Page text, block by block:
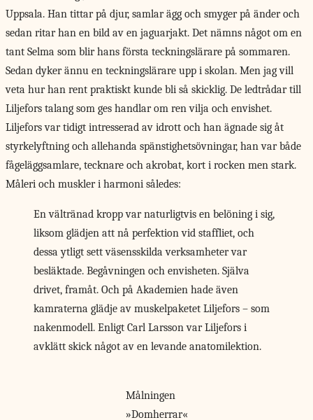
Uppsala. Han tittar på djur, samlar ägg och smyger på änder och
sedan ritar han en bild av en jaguarjakt. Det nämns något om en
tant Selma som blir hans första teckningslärare på sommaren.
Sedan dyker ännu en teckningslärare upp i skolan. Men jag vill
veta hur han rent praktiskt kunde bli så skicklig. De ledtrådar till
Liljefors talang som ges handlar om ren vilja och envishet.
Liljefors var tidigt intresserad av idrott och han ägnade sig åt
styrkelyftning och allehanda spänstighetsövningar, han var både
fågeläggsamlare, tecknare och akrobat, kort i rocken men stark.
Måleri och muskler i harmoni således:
En vältränad kropp var naturligtvis en belöning i sig,
liksom glädjen att nå perfektion vid staffliet, och
dessa ytligt sett väsensskilda verksamheter var
besläktade. Begåvningen och envisheten. Själva
drivet, framåt. Och på Akademien hade även
kamraterna glädje av muskelpaketet Liljefors – som
nakenmodell. Enligt Carl Larsson var Liljefors i
avklätt skick något av en levande anatomilektion.
Målningen
»Domherrar«